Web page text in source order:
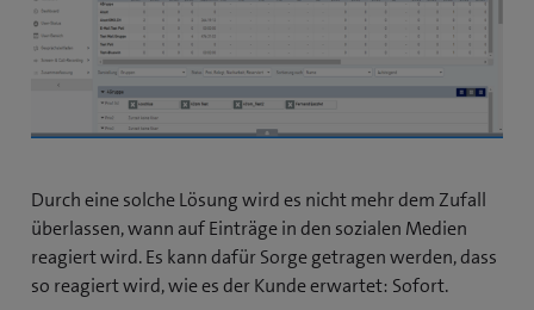
Durch eine solche Lösung wird es nicht mehr dem Zufall
überlassen, wann auf Einträge in den sozialen Medien
reagiert wird. Es kann dafür Sorge getragen werden, dass
so reagiert wird, wie es der Kunde erwartet: Sofort.